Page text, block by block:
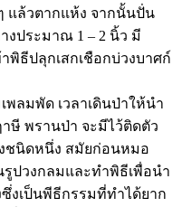
แล้วตากแห้ง จากนั้นปั่น
งประมาณ 1 – 2 นิ้ว มี
พิธีปลุกเสกเชือกบ่วงบาศก์
ลมพัด เวลาเดินป่าให้นำ
ษี พรานป่า จะมีไว้ติดตัว
ชนิดหนึ่ง สมัยก่อนหมอ
ปวงกลมและทำพิธีเพื่อนำ
งเป็นพีธีกรรมที่ทำได้ยาก